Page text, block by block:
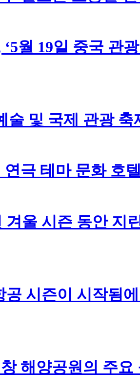
월 19일 중국 관
술 및 국제 관광
연극 테마 문화 호
겨울 시즌 동안 지
공 시즌이 시작됨
해양공원의 주